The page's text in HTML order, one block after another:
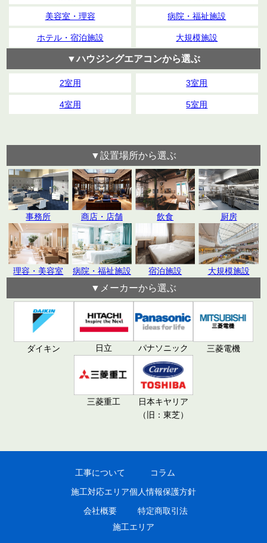
美容室・理容 病院・福祉施設
ホテル・宿泊施設 大規模施設
▼ハウジングエアコンから選ぶ
2室用 3室用
4室用 5室用
▼設置場所から選ぶ
事務所 商店・店舗 飲食 厨房
理容・美容室 病院・福祉施設 宿泊施設 大規模施設
▼メーカーから選ぶ
ダイキン 日立 パナソニック 三菱電機
三菱重工
日本キヤリア
（旧：東芝）
工事について
施工対応エリア
会社概要
コラム
個人情報保護方針
特定商取引法
施工エリア